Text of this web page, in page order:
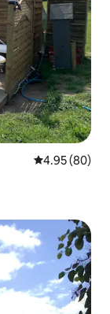
คะแนนเฉลี่ย
4.95 (80)